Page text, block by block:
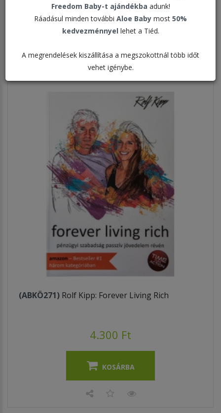
Freedom Baby-t ajándékba adunk!
Ráadásul minden további Aloe Baby most 50%
kedvezménnyel lehet a Tiéd.
A megrendelések kiszállítása a megszokottnál több időt
vehet igénybe.
Rendezés:
(ABKÖ271) Rolf Kipp: Forever Living Rich
4.300 Ft
KOSÁRBA